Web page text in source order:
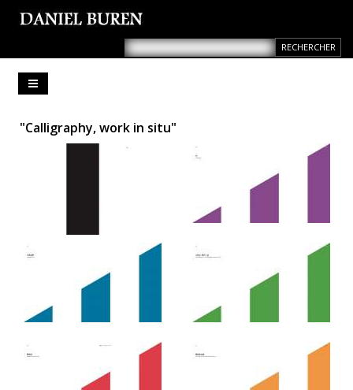
"Calligraphy, work in situ"